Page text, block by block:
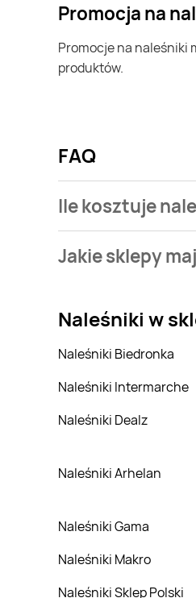
Promocja na
Promocje na naleśniki możesz znaleźć w gazetce promocyjnej Groszek. Specjalnie dla Ciebie wybieramy najatrakcyjniejsze oferty i prezentujemy je w formie katalogu
produktów.
FAQ
Ile kosztuje
Groszek.
Jakie sklepy
Naleśniki w
Naleśniki Biedronka
Naleśniki Intermarche
Naleśniki Dealz
Naleśniki Arhelan
Naleśniki Gama
Naleśniki Makro
Naleśniki Sklep Polski